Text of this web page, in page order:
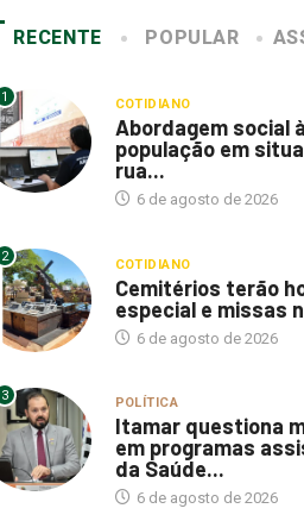
RECENTE POPULAR
1 COTIDIANO
Abordagem social à
população em
rua...
6 de agosto de 2026
2 COTIDIANO
Cemitérios terão
especial e missas
6 de agosto de 2026
3 POLÍTICA
Itamar questiona
em programas
da Saúde...
6 de agosto de 2026